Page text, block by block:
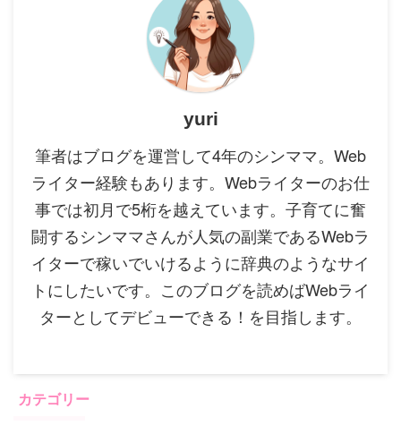
yuri
筆者はブログを運営して4年のシンママ。Web
ライター経験もあります。Webライターのお仕
事では初月で5桁を越えています。子育てに奮
闘するシンママさんが人気の副業であるWebラ
イターで稼いでいけるように辞典のようなサイ
トにしたいです。このブログを読めばWebライ
ターとしてデビューできる！を目指します。
カテゴリー